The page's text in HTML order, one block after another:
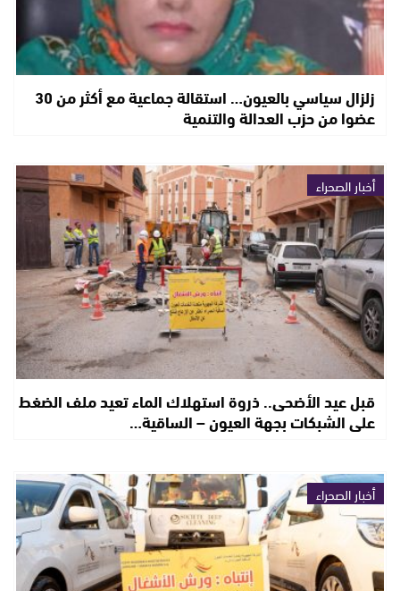
زلزال سياسي بالعيون… استقالة جماعية مع أكثر من 30
عضوا من حزب العدالة والتنمية
أخبار الصحراء
قبل عيد الأضحى.. ذروة استهلاك الماء تعيد ملف الضغط
على الشبكات بجهة العيون – الساقية…
أخبار الصحراء